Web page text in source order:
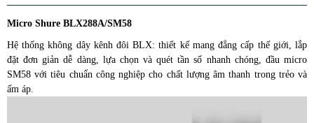
Micro Shure BLX288A/SM58
Hệ thống không dây kênh đôi BLX: thiết kế mang đẳng cấp thế giới, lắp
đặt đơn giản dễ dàng, lựa chọn và quét tần số nhanh chóng, đầu micro
SM58 với tiêu chuẩn công nghiệp cho chất lượng âm thanh trong trẻo và
ấm áp.